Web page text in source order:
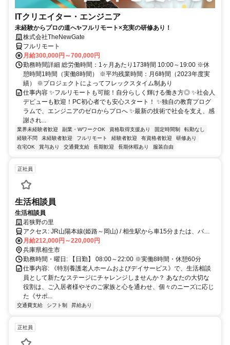
ITクリエイター・エンジニア
未経験からプロの道へ✨フルリモート×充実の研修あり！
株式会社TheNewGate
フルリモート
月給300,000円～700,000円
勤務時間詳細 総労働時間：1ヶ月あたり173時間 10:00～19:00 ※休
憩時間1時間（実働8時間） ※平均残業時間：月6時間（2023年度実
績） ※プロジェクトによってフレックスタイム制あり
仕事内容 ✨フルリモートも可能！自分らしく輝ける働き方◎ ✨社会人
デビューも歓迎！PC初心者でも安心スタート！ ✨独自の教育プログ
ラムで、エンジニアのゼロからプロへ ✨最新の技術で社会を支え、感
謝され...
業界未経験者歓迎 副業・WワークOK 資格取得支援あり 固定時間制
転勤なし
経験不問
未経験者歓迎 フルリモート 経験者歓迎 有資格者歓迎
研修あり
在宅OK
賞与あり 交通費支給 長期歓迎 長期休暇あり 服装自由
正社員
生活相談員
生活相談員
若狭野の里
アクセス: JR山陽本線(姫路～岡山) / 相生駅から車15分または、バス
「若狭野」下車 徒歩30分
月給212,000円～220,000円
兵庫県相生市
勤務時間・曜日: 【日勤】 08:00～22:00 ※実働8時間・休憩60分
仕事内容: 《特別養護老人ホームおよびデイサービス》で、生活相談
員として新たなステージにチャレンジしませんか？ あなたの大切な
役割は、ご入居者様やそのご家族と心を通わせ、個々のニーズに応じ
た《サポ...
交通費支給 シフト制 昇給あり
正社員